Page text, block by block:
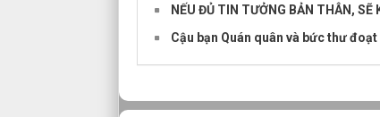
NẾU ĐỦ TIN TƯỞNG BẢN THÂN, SẼ
Cậu bạn Quán quân và bức thư